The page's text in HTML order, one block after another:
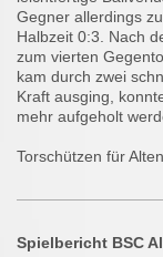
Gegner allerdings
Halbzeit 0:3. Nach
zum vierten
kam durch zwei
Kraft ausging,
mehr aufgeholt
Torschützen für
Spielbericht BSC